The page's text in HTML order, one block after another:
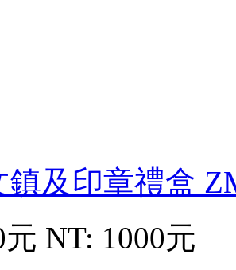
鎮及印章禮盒
NT: 1000元